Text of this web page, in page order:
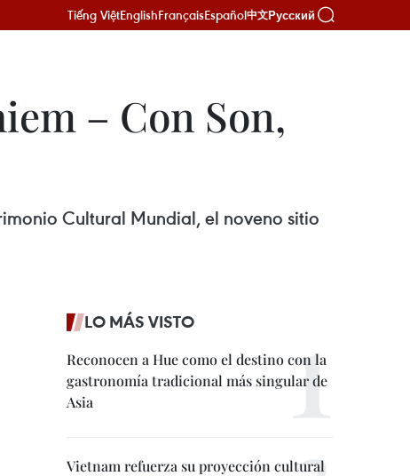
Tiếng ViệtEnglishFrançaisEspañol中文Русский
– Con Son,
Cultural Mundial, el noveno sitio
LO MÁS VISTO
Reconocen a Hue como el destino con la
gastronomía tradicional más singular de
Asia
Vietnam refuerza su proyección cultural